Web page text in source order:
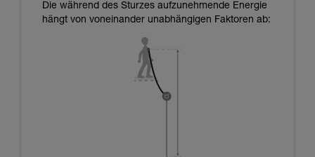
Die während des Sturzes aufzunehmende Energie
hängt von voneinander unabhängigen Faktoren ab: